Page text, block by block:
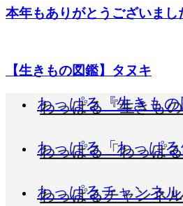
本年もありがとうございまし
【生きもの図鑑】タヌキ
わっぱる『生きもの
わっぱる「わっぱる
わっぱるチャンネル